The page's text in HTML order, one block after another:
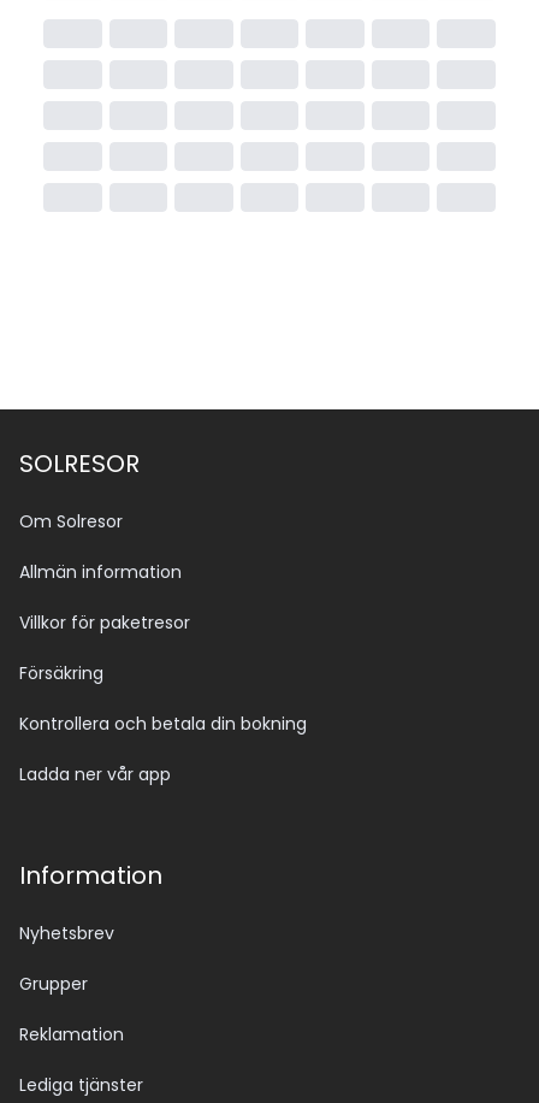
SOLRESOR
Om Solresor
Allmän information
Villkor för paketresor
Försäkring
Kontrollera och betala din bokning
Ladda ner vår app
Information
Nyhetsbrev
Grupper
Reklamation
Lediga tjänster